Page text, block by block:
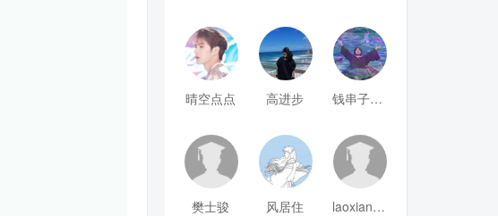
晴空点点 高进步 钱串子123
樊士骏 风居住 laoxianrou